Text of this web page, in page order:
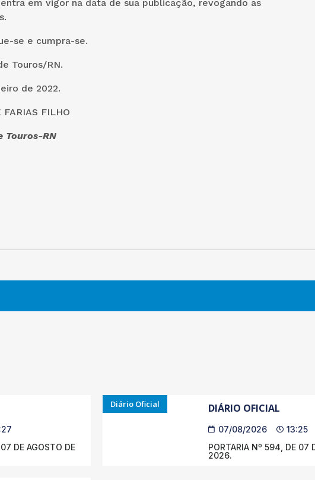
em vigor na data de sua publicação, revogando as
se e cumpra-se.
Touros/RN.
de 2022.
FARIAS FILHO
Touros-RN
DE AGOSTO DE
Diário Oficial DIÁRIO OFICIAL
07/08/2026
13:25
PORTARIA Nº 594, DE 07
2026.